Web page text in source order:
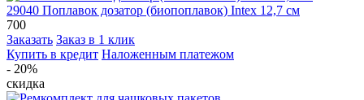
29040 Поплавок дозатор (биопоплавок) Intex 12,7 см
700
Заказать Заказ в 1 клик
Купить в кредит Наложенным платежом
- 20%
скидка